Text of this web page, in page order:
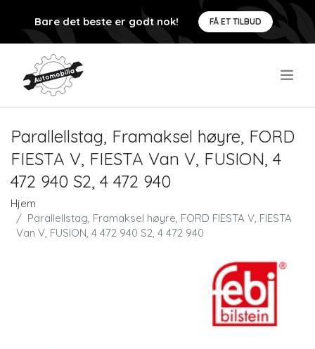
Bare det beste er godt nok! FÅ ET TILBUD
Parallellstag, Framaksel høyre, FORD
FIESTA V, FIESTA Van V, FUSION, 4
472 940 S2, 4 472 940
Hjem
Parallellstag, Framaksel høyre, FORD FIESTA V, FIESTA
Van V, FUSION, 4 472 940 S2, 4 472 940